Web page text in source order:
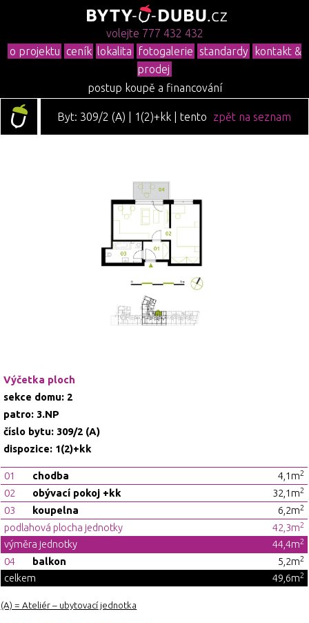
volejte 777 432 432
o projektu ceník lokalita fotogalerie standardy
kontakt &
prodej
postup koupě a financování
zpět na seznam
Byt: 309/2 (A) | 1(2)+kk | tento
Výčetka ploch
sekce domu: 2
patro: 3.NP
číslo bytu: 309/2 (A)
dispozice: 1(2)+kk
01 chodba 4,1m2
02 obývací pokoj +kk 32,1m2
03 koupelna 6,2m2
podlahová plocha jednotky 42,3m2
výměra jednotky 44,4m2
04 balkon 5,2m2
celkem 49,6m2
(A) = Ateliér – ubytovací jednotka